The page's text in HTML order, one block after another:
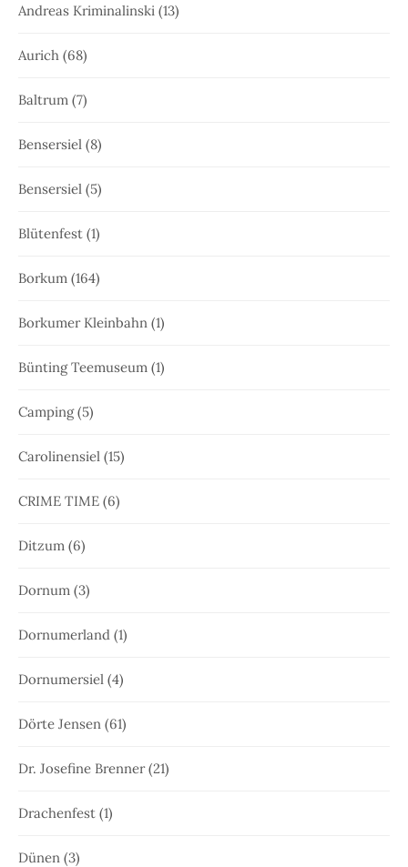
Andreas Kriminalinski (13)
Aurich (68)
Baltrum (7)
Bensersiel (8)
Bensersiel (5)
Blütenfest (1)
Borkum (164)
Borkumer Kleinbahn (1)
Bünting Teemuseum (1)
Camping(5)
Carolinensiel (15)
CRIME TIME (6)
Ditzum (6)
Dornum (3)
Dornumerland (1)
Dornumersiel (4)
Dörte Jensen (61)
Dr. Josefine Brenner(21)
Drachenfest (1)
Dünen (3)